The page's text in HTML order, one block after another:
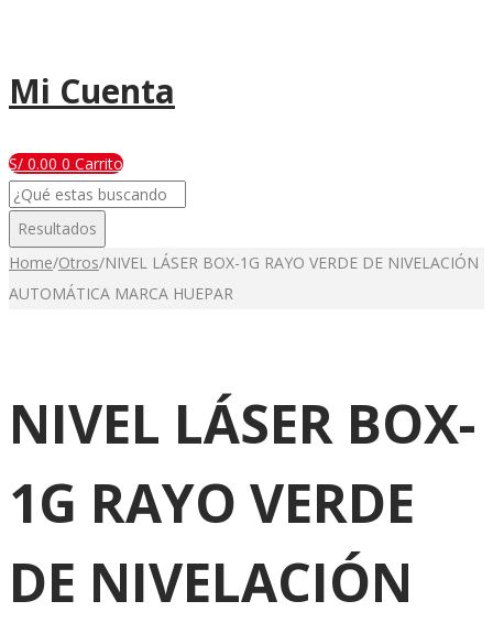
Mi Cuenta
S/ 0.00 0 Carrito
Search
Resultados
Home/Otros/NIVEL LÁSER BOX-1G RAYO VERDE DE NIVELACIÓN
AUTOMÁTICA MARCA HUEPAR
NIVEL LÁSER BOX-
1G RAYO VERDE
DE NIVELACIÓN